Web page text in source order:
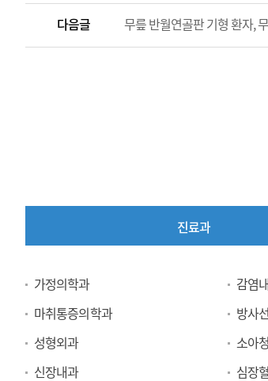
다음글 무릎 반월연골판 기형 환자,
진료과
진
과
가정의학과 감염
마취통증의학과
방사
성형외과
소아
신장내과
심장